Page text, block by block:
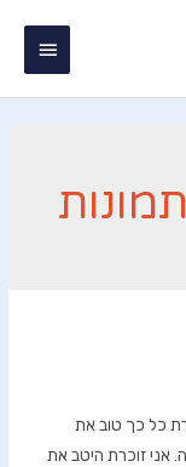
תפריט
תמונות
כל כך טוב את
אני זוכרת היטב את